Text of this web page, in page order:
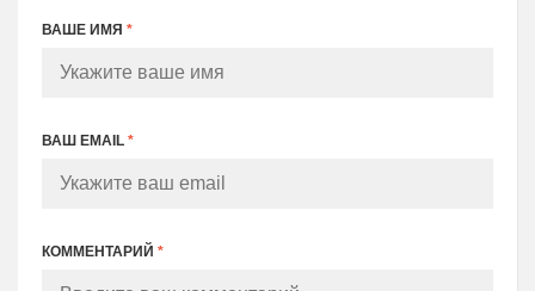
ВАШЕ ИМЯ *
ВАШ EMAIL *
КОММЕНТАРИЙ *